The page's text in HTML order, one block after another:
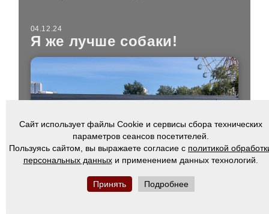
Сайт использует файлы Cookie и сервисы сбора технических
параметров сеансов посетителей.
Пользуясь сайтом, вы выражаете согласие с политикой
персональных данныхи применением данных технологий.
Принять Подробнее
04.12.24
Я же лучше собаки!
ГОД СЕМЬИ. Почему сегодня
молодые люди не торопятся